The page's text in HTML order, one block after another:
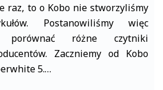
raz, to o Kobo nie stworzyliśmy
Postanowiliśmy więc
porównać różne czytniki
Zaczniemy od Kobo
5.…